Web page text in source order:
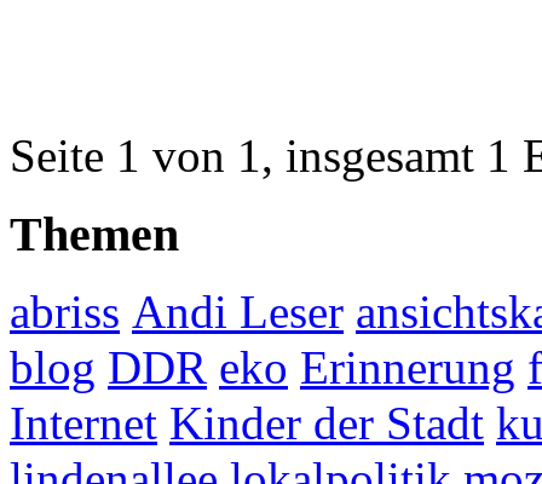
Seite 1 von 1, insgesamt 1
Themen
abriss Andi Leser
blog DDR eko Erinnerung
Internet Kinder der Stadt